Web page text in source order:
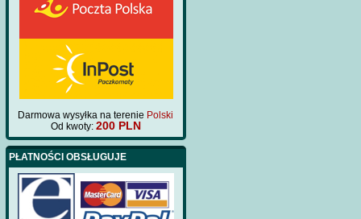
Darmowa wysyłka na terenie Polski
Od kwoty: 200 PLN
PŁATNOŚCI OBSŁUGUJE